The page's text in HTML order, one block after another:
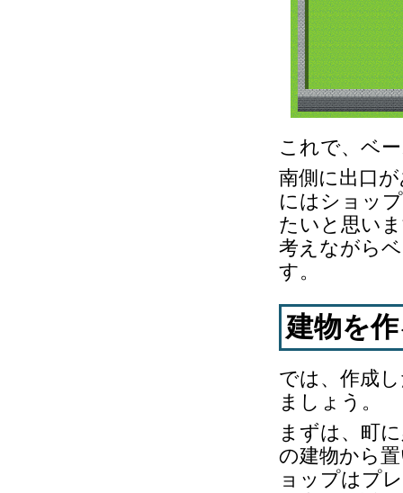
これで、ベ
南側に出口
にはショッ
たいと思い
考えながら
す。
建物を
では、作成
ましょう。
まずは、町
の建物から
ョップはプ